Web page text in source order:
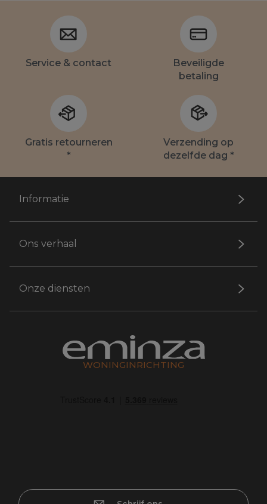
Service & contact
Beveiligde
betaling
Gratis retourneren
*
Verzending op
dezelfde dag *
Informatie
Ons verhaal
Onze diensten
WONINGINRICHTING